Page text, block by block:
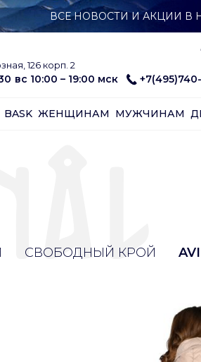
ВСЕ НОВОСТИ И АКЦИИ В
126 корп. 2
вс 10:00 – 19:00 мск
BASK ЖЕНЩИНАМ МУЖЧИНАМ
СВОБОДНЫЙ КРОЙ